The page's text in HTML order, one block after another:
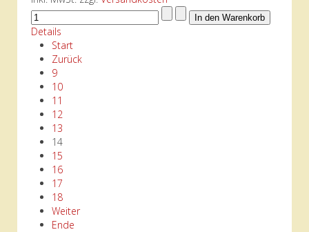
Details
Start
Zurück
9
10
11
12
13
14
15
16
17
18
Weiter
Ende